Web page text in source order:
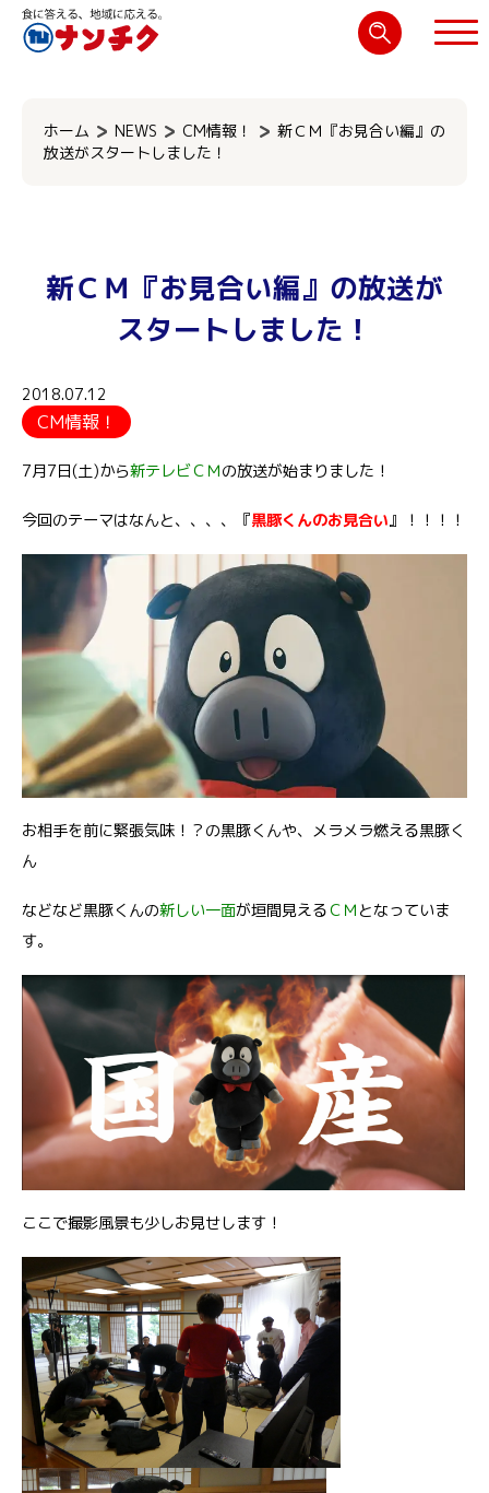
ホーム NEWS CM情報！
新ＣＭ『お見合い編』の
放送がスタートしました！
新ＣＭ『お見合い編』の放送が
スタートしました！
2018.07.12
CM情報！
7月7日(土)から新テレビＣＭの放送が始まりました！
今回のテーマはなんと、、、、 『黒豚くんのお見合い』 ！！！！
お相手を前に緊張気味！？の黒豚くんや、メラメラ燃える黒豚く
ん
などなど黒豚くんの新しい一面が垣間見えるＣＭ となっていま
す。
ここで撮影風景も少しお見せします！